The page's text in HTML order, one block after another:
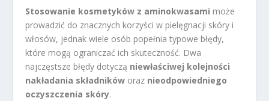
Stosowanie kosmetyków z aminokwasami może
prowadzić do znacznych korzyści w pielęgnacji skóry i
włosów, jednak wiele osób popełnia typowe błędy,
które mogą ograniczać ich skuteczność. Dwa
najczęstsze błędy dotyczą niewłaściwej kolejności
nakładania składników oraz nieodpowiedniego
oczyszczenia skóry.